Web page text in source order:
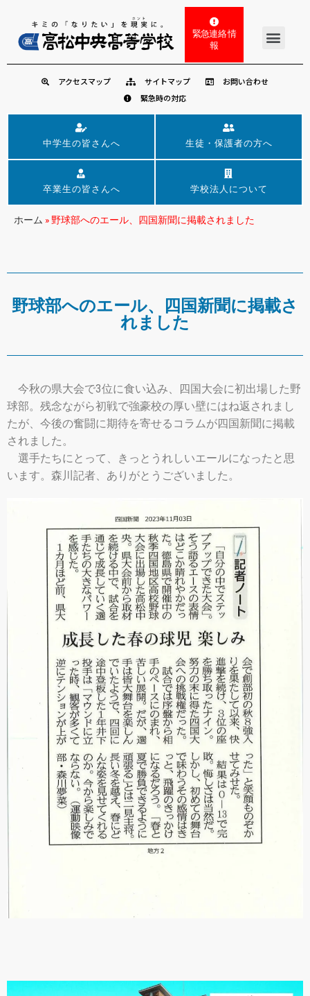
緊急連絡 情
報
アクセスマップ サイトマップ
お問い合わせ
緊急時の対応
中学生の皆さんへ 生徒・保護者の方へ
卒業生の皆さんへ 学校法人について
ホーム »野球部へのエール、四国新聞に掲載されました
野球部へのエール、四国新聞に掲載さ
れました
今秋の県大会で3位に食い込み、四国大会に初出場した野
球部。残念ながら初戦で強豪校の厚い壁にはね返されまし
たが、今後の奮闘に期待を寄せるコラムが四国新聞に掲載
されました。
選手たちにとって、きっとうれしいエールになったと思
います。森川記者、ありがとうございました。